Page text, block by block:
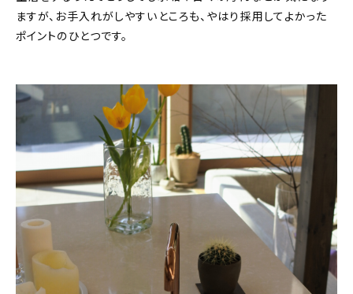
ますが、お手入れがしやすいところも、やはり採用してよかった
ポイントのひとつです。